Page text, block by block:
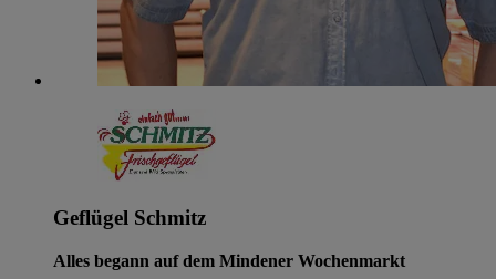
Geflügel Schmitz
Alles begann auf dem Mindener Wochenmarkt